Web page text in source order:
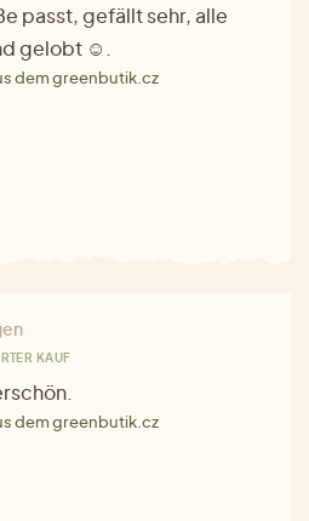
passt, gefällt sehr, alle
gelobt ☺.
dem greenbutik.cz
KAUF
dem greenbutik.cz